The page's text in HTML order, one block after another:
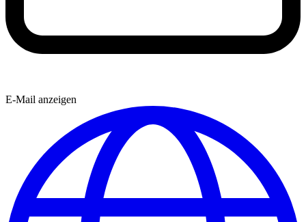
E-Mail anzeigen